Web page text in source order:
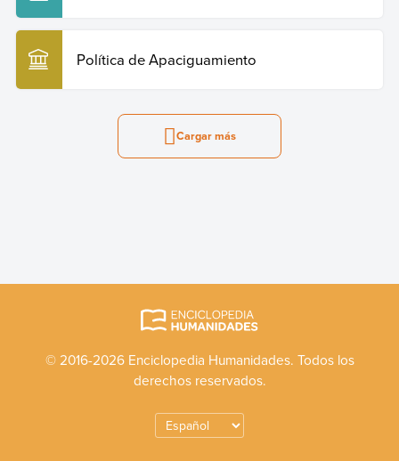
Política de Apaciguamiento
Cargar más
© 2016-2026 Enciclopedia Humanidades. Todos los
derechos reservados.